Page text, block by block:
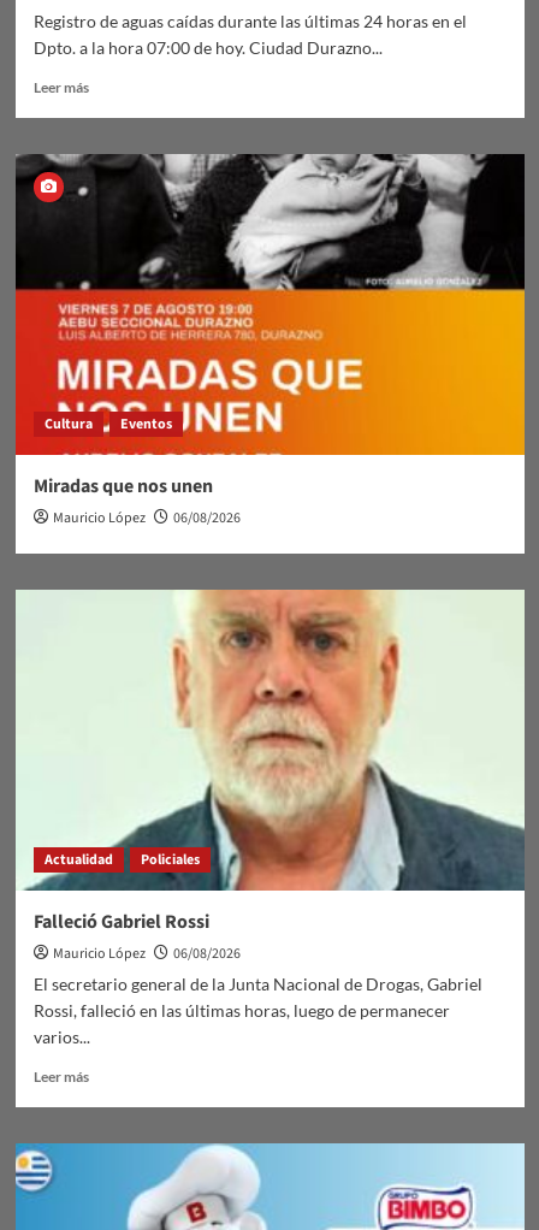
Registro de aguas caídas durante las últimas 24 horas en el
Dpto. a la hora 07:00 de hoy. Ciudad Durazno...
Leer másLeer
Registro
Pluviométrico
Cultura Eventos
Miradas que nos unen
Mauricio López 06/08/2026
Actualidad Policiales
Falleció Gabriel Rossi
Mauricio López
06/08/2026
El secretario general de la Junta Nacional de Drogas, Gabriel
Rossi, falleció en las últimas horas, luego de permanecer
varios...
Leer másLeer
Falleció